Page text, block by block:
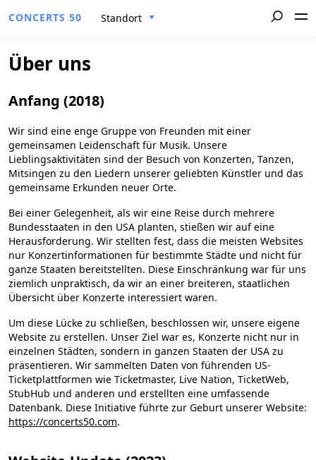
CONCERTS 50 Standort
Über uns
Anfang (2018)
Wir sind eine enge Gruppe von Freunden mit einer
gemeinsamen Leidenschaft für Musik. Unsere
Lieblingsaktivitäten sind der Besuch von Konzerten, Tanzen,
Mitsingen zu den Liedern unserer geliebten Künstler und das
gemeinsame Erkunden neuer Orte.
Bei einer Gelegenheit, als wir eine Reise durch mehrere
Bundesstaaten in den USA planten, stießen wir auf eine
Herausforderung. Wir stellten fest, dass die meisten Websites
nur Konzertinformationen für bestimmte Städte und nicht für
ganze Staaten bereitstellten. Diese Einschränkung war für uns
ziemlich unpraktisch, da wir an einer breiteren, staatlichen
Übersicht über Konzerte interessiert waren.
Um diese Lücke zu schließen, beschlossen wir, unsere eigene
Website zu erstellen. Unser Ziel war es, Konzerte nicht nur in
einzelnen Städten, sondern in ganzen Staaten der USA zu
präsentieren. Wir sammelten Daten von führenden US-
Ticketplattformen wie Ticketmaster, Live Nation, TicketWeb,
StubHub und anderen und erstellten eine umfassende
Datenbank. Diese Initiative führte zur Geburt unserer Website:
https://concerts50.com.